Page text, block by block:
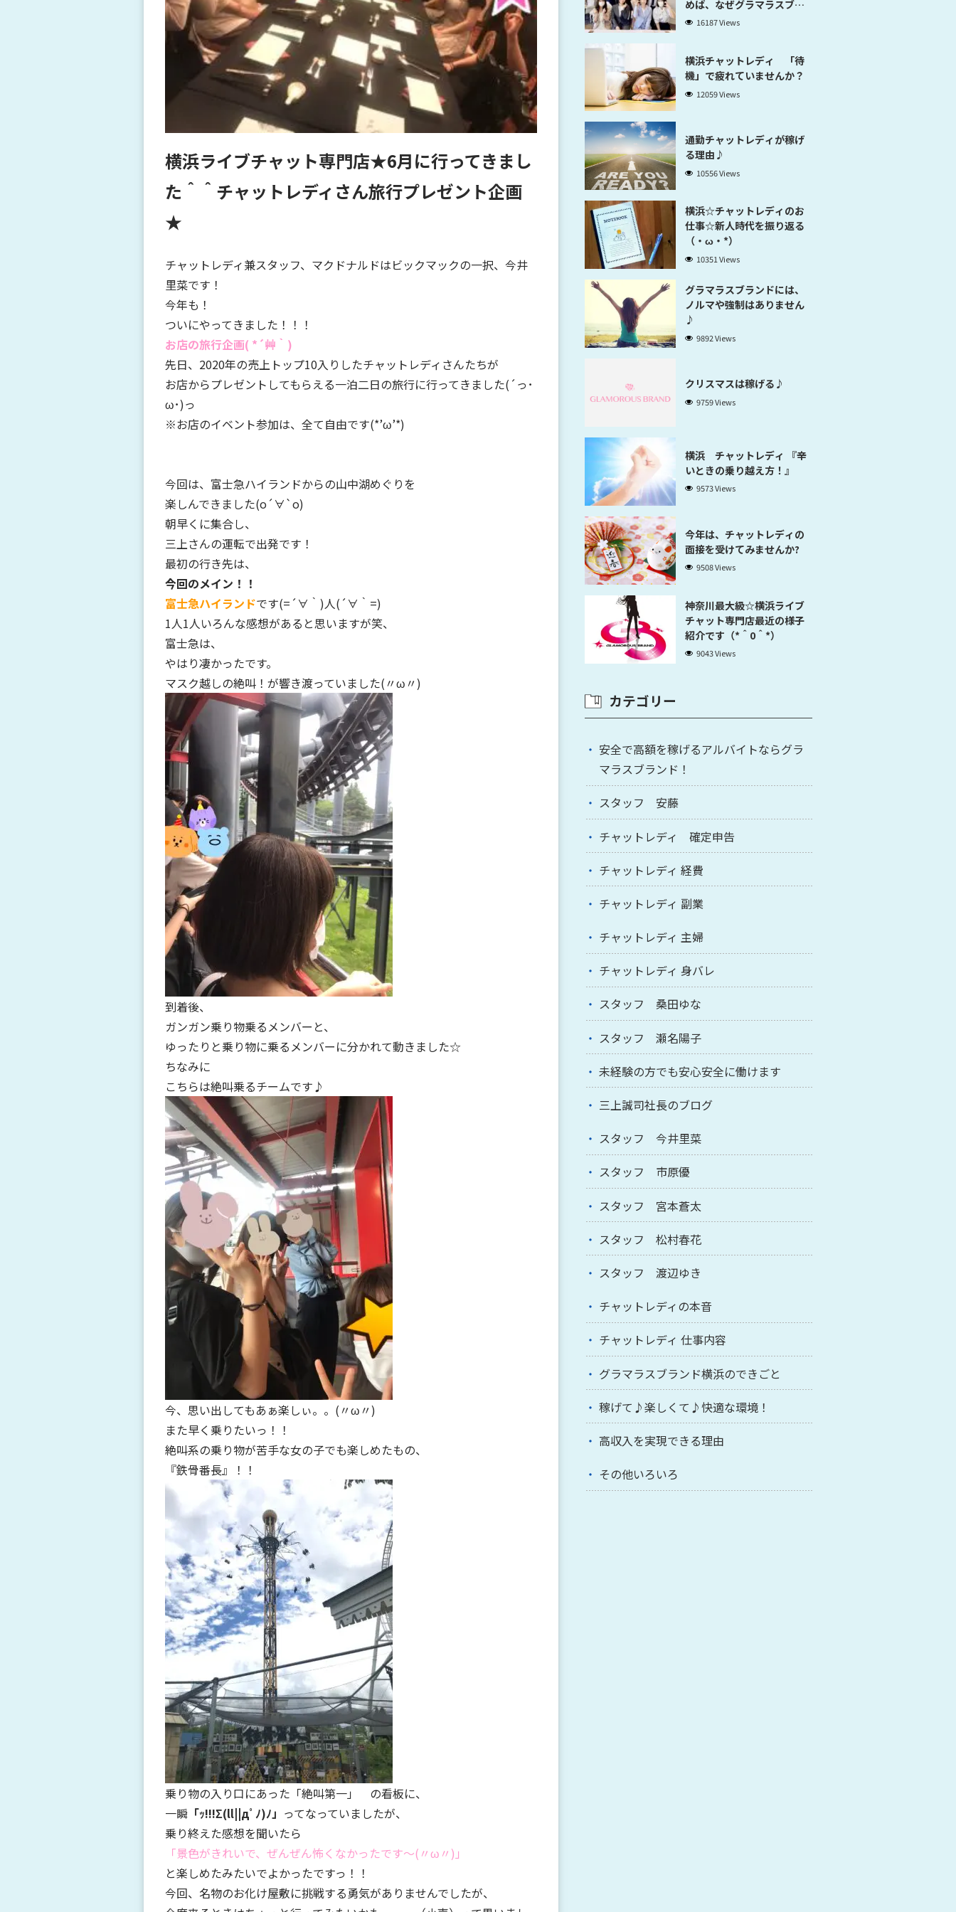
横浜ライブチャット専門店★6月に行ってきまし
た＾＾チャットレディさん旅行プレゼント企画
★
チャットレディ兼スタッフ、マクドナルドはビックマックの一択、今井
里菜です！
今年も！
ついにやってきました！！！
お店の旅行企画( *´艸｀)
先日、2020年の売上トップ10入りしたチャットレディさんたちが
お店からプレゼントしてもらえる一泊二日の旅行に行ってきました(´っ･
ω･)っ
※お店のイベント参加は、全て自由です(*’ω’*)
今回は、富士急ハイランドからの山中湖めぐりを
楽しんできました(о´∀`о)
朝早くに集合し、
三上さんの運転で出発です！
最初の行き先は、
今回のメイン！！
富士急ハイランドです(=´∀｀)人(´∀｀=)
1人1人いろんな感想があると思いますが笑、
富士急は、
やはり凄かったです。
マスク越しの絶叫！が響き渡っていました(〃ω〃)
到着後、
ガンガン乗り物乗るメンバーと、
ゆったりと乗り物に乗るメンバーに分かれて動きました☆
ちなみに
こちらは絶叫乗るチームです♪
今、思い出してもあぁ楽しぃ。。(〃ω〃)
また早く乗りたいっ！ ！
絶叫系の乗り物が苦手な女の子でも楽しめたもの、
『鉄骨番長』！！
乗り物の入り口にあった「絶叫第一」 の看板に、
一瞬 「ｯ!!!Σ(ll||дﾟﾉ)ﾉ」 ってなっていましたが、
乗り終えた感想を聞いたら
「景色がきれいで、ぜんぜん怖くなかったです～(〃ω〃)」
と楽しめたみたいでよかったですっ！！
今回、名物のお化け屋敷に挑戦する勇気がありませんでしたが、
めば、なぜグラマラスブラ
ンド横浜だと稼げるのかが
16187 Views
横浜チャットレディ 「待
機」で疲れていませんか？
12059 Views
通勤チャットレディが稼げ
る理由♪
10556 Views
横浜☆チャットレディのお
仕事☆新人時代を振り返る
（・ω・*）
10351 Views
グラマラスブランドには、
ノルマや強制はありません
♪
9892 Views
クリスマスは稼げる♪
9759 Views
横浜 チャットレディ 『辛
いときの乗り越え方！』
9573 Views
今年は、チャットレディの
面接を受けてみませんか?
9508 Views
神奈川最大級☆横浜ライブ
チャット専門店最近の様子
紹介です（*＾0＾*）
9043 Views
カテゴリー
安全で高額を稼げるアルバイトならグラ
マラスブランド！
スタッフ 安藤
チャットレディ 確定申告
チャットレディ 経費
チャットレディ 副業
チャットレディ 主婦
チャットレディ 身バレ
スタッフ 桑田ゆな
スタッフ 瀬名陽子
未経験の方でも安心安全に働けます
三上誠司社長のブログ
スタッフ 今井里菜
スタッフ 市原優
スタッフ 宮本蒼太
スタッフ 松村春花
スタッフ 渡辺ゆき
チャットレディの本音
チャットレディ 仕事内容
グラマラスブランド横浜のできごと
稼げて♪楽しくて♪快適な環境！
高収入を実現できる理由
その他いろいろ